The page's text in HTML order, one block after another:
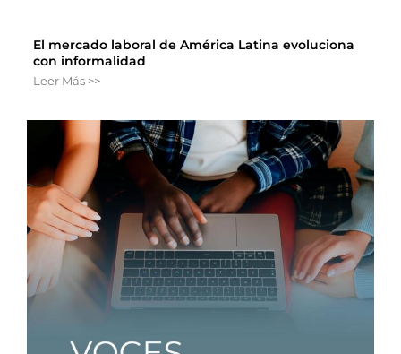
El mercado laboral de América Latina evoluciona
con informalidad
Leer Más >>